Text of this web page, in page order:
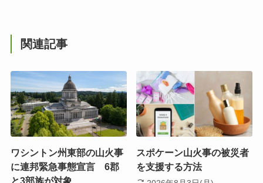
関連記事
ワシントン州東部の山火事
に連邦緊急事態宣言 6郡
と3部族が対象
スポケーン山火事の被災者
を支援する方法